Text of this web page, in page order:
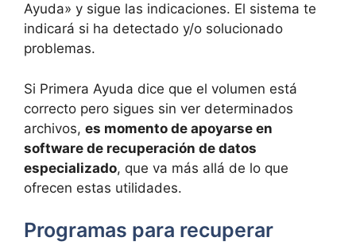
Ayuda» y sigue las indicaciones. El sistema te
indicará si ha detectado y/o solucionado
problemas.
Si Primera Ayuda dice que el volumen está
correcto pero sigues sin ver determinados
archivos, es momento de apoyarse en
software de recuperación de datos
especializado, que va más allá de lo que
ofrecen estas utilidades.
Programas para recuperar